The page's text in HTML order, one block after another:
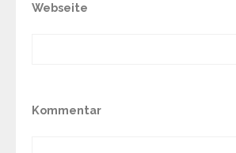
Webseite
Kommentar